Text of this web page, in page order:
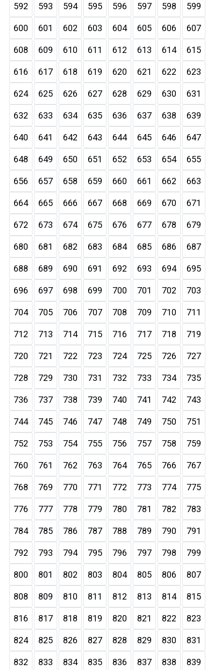
592 593 594 595 596 597 598 599
600 601 602 603 604 605 606 607
608 609 610 611 612 613 614 615
616 617 618 619 620 621 622 623
624 625 626 627 628 629 630 631
632 633 634 635 636 637 638 639
640 641 642 643 644 645 646 647
648 649 650 651 652 653 654 655
656 657 658 659 660 661 662 663
664 665 666 667 668 669 670 671
672 673 674 675 676 677 678 679
680 681 682 683 684 685 686 687
688 689 690 691 692 693 694 695
696 697 698 699 700 701 702 703
704 705 706 707 708 709 710 711
712 713 714 715 716 717 718 719
720 721 722 723 724 725 726 727
728 729 730 731 732 733 734 735
736 737 738 739 740 741 742 743
744 745 746 747 748 749 750 751
752 753 754 755 756 757 758 759
760 761 762 763 764 765 766 767
768 769 770 771 772 773 774 775
776 777 778 779 780 781 782 783
784 785 786 787 788 789 790 791
792 793 794 795 796 797 798 799
800 801 802 803 804 805 806 807
808 809 810 811 812 813 814 815
816 817 818 819 820 821 822 823
824 825 826 827 828 829 830 831
832 833 834 835 836 837 838 839